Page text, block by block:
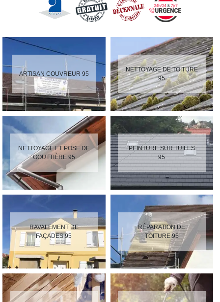
ARTISAN COUVREUR 95
NETTOYAGE DE TOITURE
95
NETTOYAGE ET POSE DE
GOUTTIÈRE 95
PEINTURE SUR TUILES
95
RAVALEMENT DE
FAÇADES 95
RÉPARATION DE
TOITURE 95